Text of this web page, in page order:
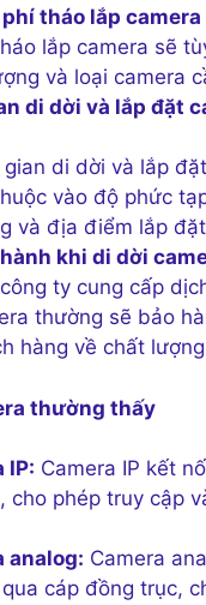
tháo lắp
lắp camera sẽ
và loại camera
di dời và lắp đặt
gian di dời và lắp
vào độ phức
và địa điểm lắp
khi di dời
ty cung cấp
thường sẽ bảo
hàng về chất
thường thấy
IP: Camera IP kết
cho phép truy cập
analog: Camera
cáp đồng trục,